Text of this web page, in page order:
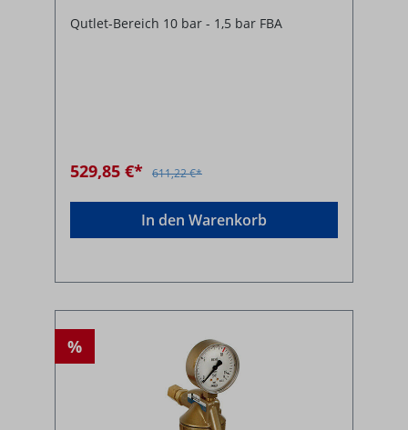
Qutlet-Bereich 10 bar - 1,5 bar FBA
529,85 €* 611,22 €*
In den Warenkorb
%